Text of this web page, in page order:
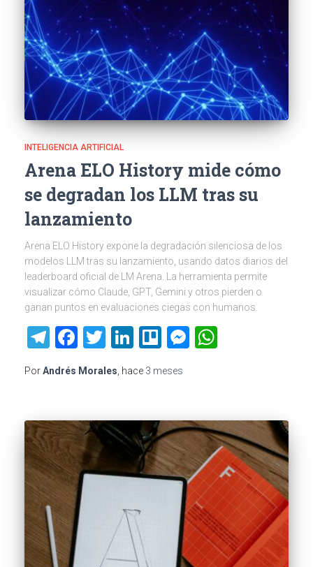
INTELIGENCIA ARTIFICIAL
Arena ELO History mide cómo
se degradan los LLM tras su
lanzamiento
Arena ELO History expone la degradación silenciosa de los
modelos LLM tras su lanzamiento, usando datos diarios del
leaderboard oficial de LM Arena. La herramienta permite
visualizar cómo Claude, GPT, Gemini y otros pierden o
ganan puntos en evaluaciones ciegas con humanos.
Telegram
Facebook
Twitter
LinkedIn
TrelloMessenger
PorAndrés Morales , hace 3 meses